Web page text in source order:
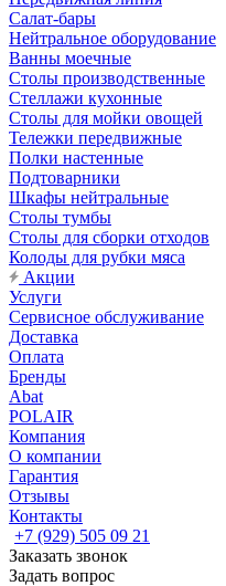
Салат-бары
Нейтральное оборудование
Ванны моечные
Столы производственные
Стеллажи кухонные
Столы для мойки овощей
Тележки передвижные
Полки настенные
Подтоварники
Шкафы нейтральные
Столы тумбы
Столы для сборки отходов
Колоды для рубки мяса
Акции
Услуги
Сервисное обслуживание
Доставка
Оплата
Бренды
Abat
POLAIR
Компания
О компании
Гарантия
Отзывы
Контакты
+7 (929) 505 09 21
Заказать звонок
Задать вопрос